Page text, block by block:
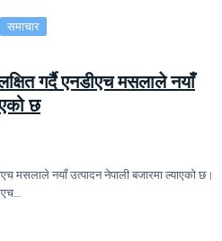
समाचार
गर्दै एनडीएच मसलाले नयाँ
छ
मसलाले नयाँ उत्पादन नेपाली बजारमा ल्याएको छ।